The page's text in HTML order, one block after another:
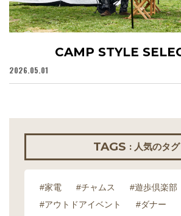
CAMP STYLE
2026.05.01
TAGS : 人気のタグ
#家電 #チャムス #遊歩倶楽部
#アウトドアイベント
#ダナー